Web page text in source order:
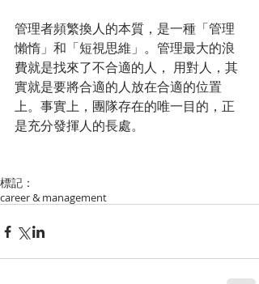
管理者頻繁換人的本質，是一種「管理
懶惰」和「短視思維」。管理最大的浪
費就是找來了不合適的人， 用對人，其
實就是要將合適的人放在合適的位置
上。事實上，團隊存在的唯一目的，正
是充分發揮人的長處。
標記：
career & management